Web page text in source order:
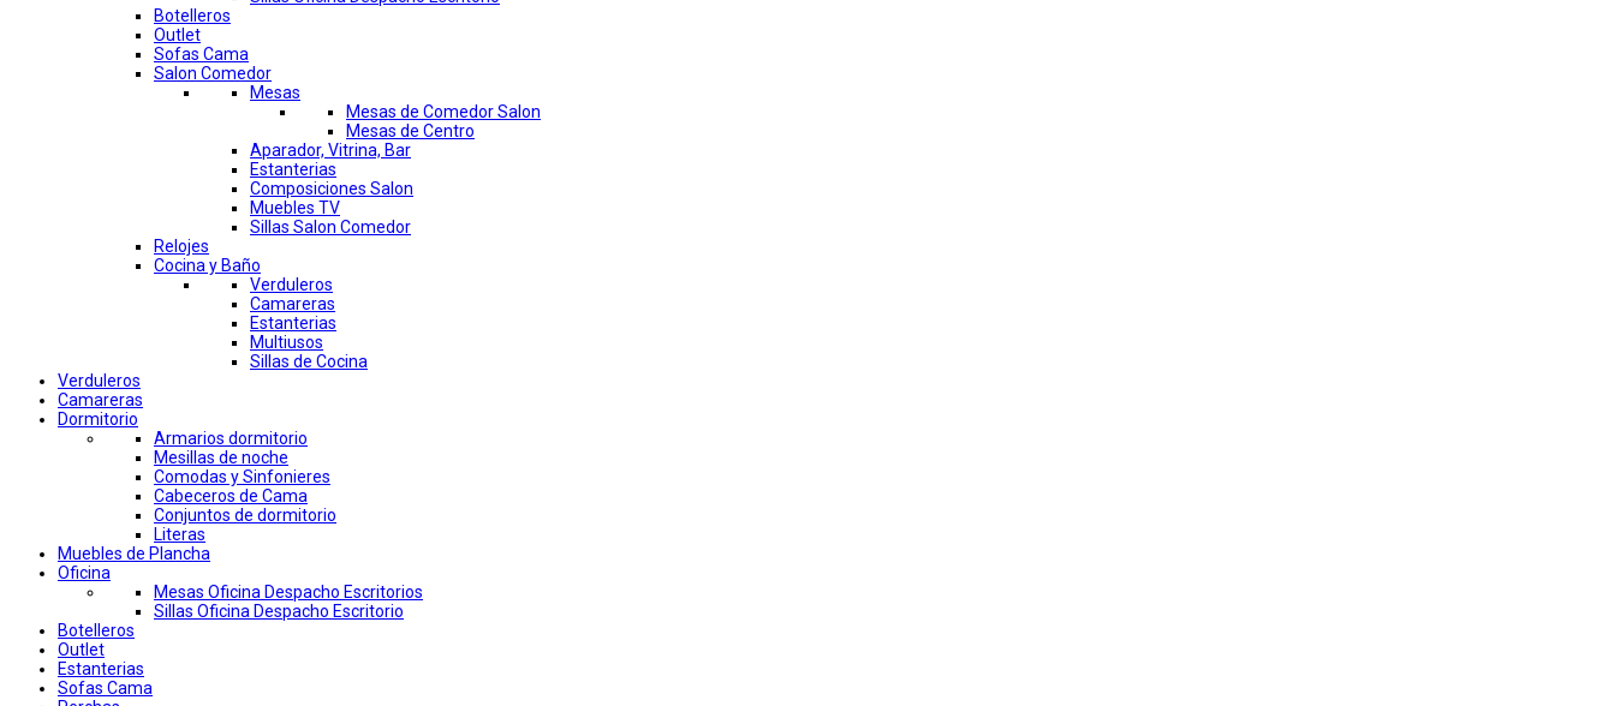
Botelleros
Outlet
Sofas Cama
Salon Comedor
Mesas
Mesas de Comedor Salon
Mesas de Centro
Aparador, Vitrina, Bar
Estanterias
Composiciones Salon
Muebles TV
Sillas Salon Comedor
Relojes
Cocina y Baño
Verduleros
Camareras
Estanterias
Multiusos
Sillas de Cocina
Verduleros
Camareras
Dormitorio
Armarios dormitorio
Mesillas de noche
Comodas y Sinfonieres
Cabeceros de Cama
Conjuntos de dormitorio
Literas
Muebles de Plancha
Oficina
Mesas Oficina Despacho Escritorios
Sillas Oficina Despacho Escritorio
Botelleros
Outlet
Estanterias
Sofas Cama